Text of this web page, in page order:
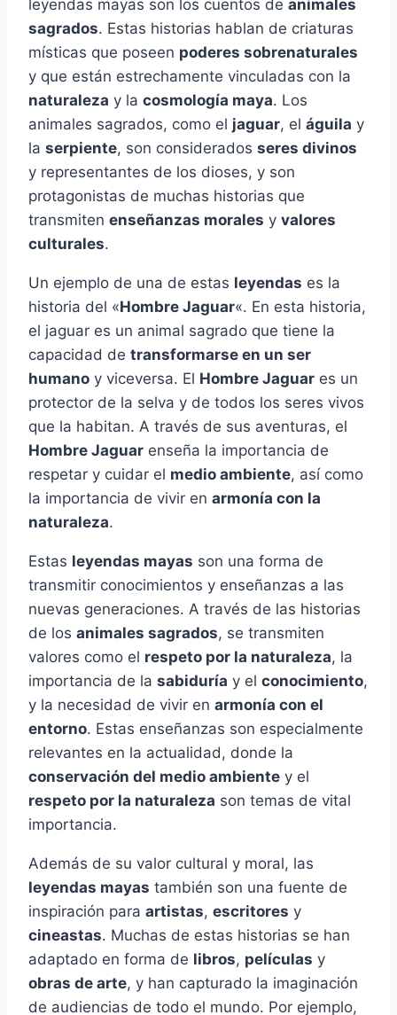
leyendas mayas son los cuentos de animales
sagrados. Estas historias hablan de criaturas
místicas que poseen poderes sobrenaturales
y que están estrechamente vinculadas con la
naturaleza y la cosmología maya. Los
animales sagrados, como el jaguar, el águila y
la serpiente, son considerados seres divinos
y representantes de los dioses, y son
protagonistas de muchas historias que
transmiten enseñanzas morales y valores
culturales.
Un ejemplo de una de estas leyendas es la
historia del «Hombre Jaguar«. En esta historia,
el jaguar es un animal sagrado que tiene la
capacidad de transformarse en un ser
humano y viceversa. El Hombre Jaguar es un
protector de la selva y de todos los seres vivos
que la habitan. A través de sus aventuras, el
Hombre Jaguar enseña la importancia de
respetar y cuidar el medio ambiente, así como
la importancia de vivir en armonía con la
naturaleza.
Estas leyendas mayas son una forma de
transmitir conocimientos y enseñanzas a las
nuevas generaciones. A través de las historias
de los animales sagrados, se transmiten
valores como el respeto por la naturaleza, la
importancia de la sabiduría y el conocimiento,
y la necesidad de vivir en armonía con el
entorno. Estas enseñanzas son especialmente
relevantes en la actualidad, donde la
conservación del medio ambiente y el
respeto por la naturaleza son temas de vital
importancia.
Además de su valor cultural y moral, las
leyendas mayas también son una fuente de
inspiración para artistas, escritores y
cineastas. Muchas de estas historias se han
adaptado en forma de libros, películas y
obras de arte, y han capturado la imaginación
de audiencias de todo el mundo. Por ejemplo,